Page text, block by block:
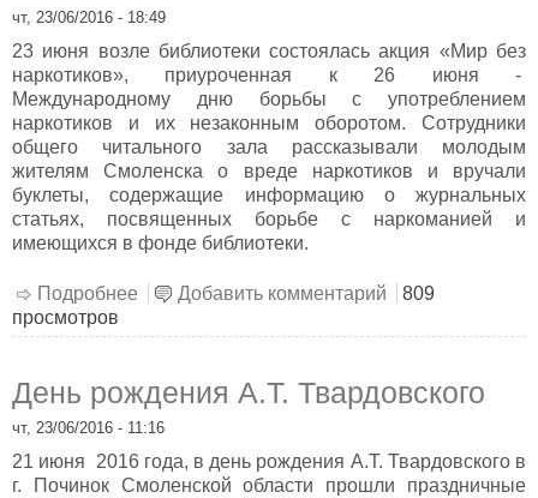
чт, 23/06/2016 - 18:49
23 июня возле библиотеки состоялась акция «Мир без
наркотиков», приуроченная к 26 июня -
Международному дню борьбы с употреблением
наркотиков и их незаконным оборотом. Сотрудники
общего читального зала рассказывали молодым
жителям Смоленска о вреде наркотиков и вручали
буклеты, содержащие информацию о журнальных
статьях, посвященных борьбе с наркоманией и
имеющихся в фонде библиотеки.
Подробнее о Мир без наркотиков
Добавить комментарий
809
просмотров
День рождения А.Т. Твардовского
чт, 23/06/2016 - 11:16
21 июня 2016 года, в день рождения А.Т. Твардовского в
г. Починок Смоленской области прошли праздничные